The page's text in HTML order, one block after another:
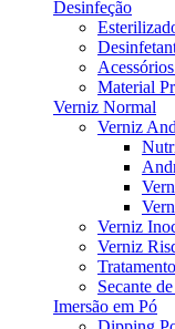
Desinfeção
Material
Verniz Normal
Verniz
Verniz
Verniz
Secante
Imersão em Pó